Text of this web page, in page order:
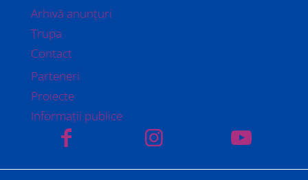
Arhivă anunțuri
Trupa
Contact
Parteneri
Proiecte
Informații publice